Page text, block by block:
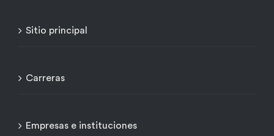
Sitio principal
Carreras
Empresas e instituciones